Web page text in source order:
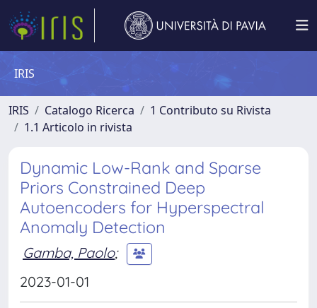
IRIS
IRIS Catalogo Ricerca
1 Contributo su Rivista
1.1 Articolo in rivista
Dynamic Low-Rank and Sparse
Priors Constrained Deep
Autoencoders for Hyperspectral
Anomaly Detection
Gamba, Paolo;
2023-01-01